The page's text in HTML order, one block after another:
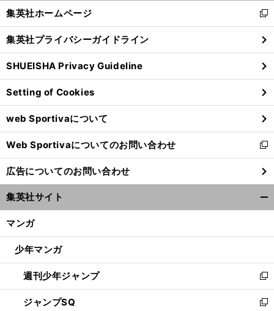
前
へ 閉
る
集英社ホームページ
新
し
い
ウ
ィ
ン
ド
ウ
で
開
く
集英社プライバシーガイドライン
SHUEISHA Privacy Guideline
Setting of Cookies
web Sportivaについて
Web Sportivaについてのお問い合わせ
新
し
い
ウ
ィ
ン
ウ
開
く
広告についてのお問い合わせ
集英社サイト
マンガ
少年マンガ
週刊少年ジャンプ
新
し
い
ジャンプSQ
新